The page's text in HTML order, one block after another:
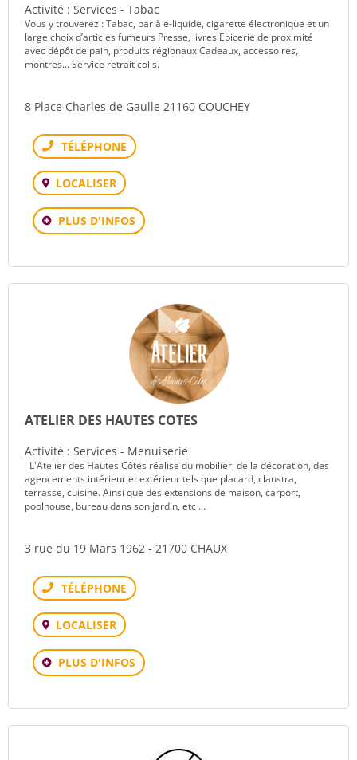
Activité : Services - Tabac
Vous y trouverez : Tabac, bar à e-liquide, cigarette électronique et un
large choix d’articles fumeurs Presse, livres Epicerie de proximité
avec dépôt de pain, produits régionaux Cadeaux, accessoires,
montres... Service retrait colis.
8 Place Charles de Gaulle 21160 COUCHEY
Téléphone
LOCALISER
PLUS D'INFOS
ATELIER DES HAUTES COTES
Activité : Services - Menuiserie
L'Atelier des Hautes Côtes réalise du mobilier, de la décoration, des
agencements intérieur et extérieur tels que placard, claustra,
terrasse, cuisine. Ainsi que des extensions de maison, carport,
poolhouse, bureau dans son jardin, etc ...
3 rue du 19 Mars 1962 - 21700 CHAUX
Téléphone
LOCALISER
PLUS D'INFOS